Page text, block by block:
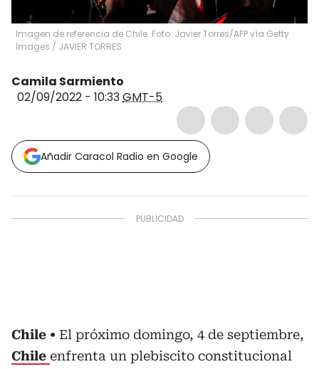
Imagen de referencia de Chile. Foto: Javier Torres/AFP vía Getty
Images / JAVIER TORRES
Camila Sarmiento
02/09/2022 - 10:33GMT-5
Añadir Caracol Radio en Google
Chile
El próximo domingo, 4 de septiembre,
Chile enfrenta un plebiscito constitucional